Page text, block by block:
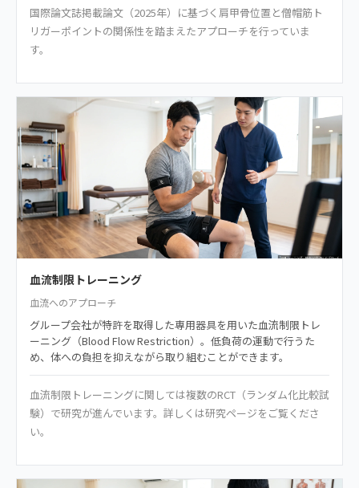
国際論文誌掲載論文（2025年）に基づく肩甲骨位置と僧帽筋ト
リガーポイントの関係性を踏まえたアプローチを行っていま
す。
血流制限トレーニング
血流へのアプローチ
グループ会社が特許を取得した専用器具を用いた血流制限トレ
ーニング（Blood Flow Restriction）。低負荷の運動で行うた
め、体への負担を抑えながら取り組むことができます。
血流制限トレーニングに関しては複数のRCT（ランダム化比較試
験）で研究が進んでいます。詳しくは研究ページをご覧くださ
い。